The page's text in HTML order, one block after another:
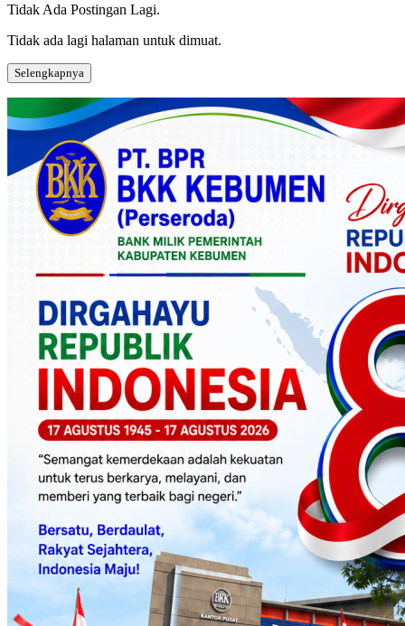
Tidak Ada Postingan Lagi.
Tidak ada lagi halaman untuk dimuat.
Selengkapnya